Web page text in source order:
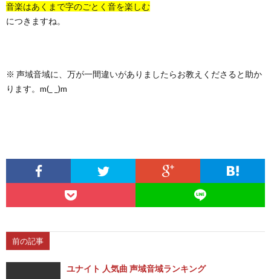
音楽はあくまで字のごとく音を楽しむ
につきますね。
※ 声域音域に、万が一間違いがありましたらお教えくださると助か
ります。m(_ _)m
前の記事
ユナイト 人気曲 声域音域ランキング